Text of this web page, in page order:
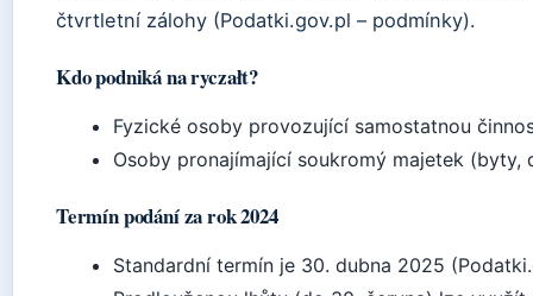
čtvrtletní zálohy (Podatki.gov.pl – podmínky).
Kdo podniká na ryczałt?
Fyzické osoby provozující samostatnou
Osoby pronajímající soukromý majetek
Termín podání za rok 2024
Standardní termín je 30. dubna 2025